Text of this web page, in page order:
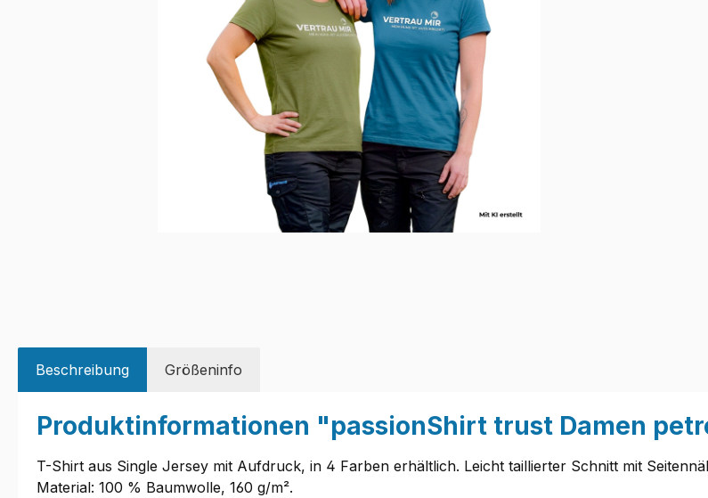
Beschreibung Größeninfo
Produktinformationen "passionShirt trust Damen
T-Shirt aus Single Jersey mit Aufdruck, in 4 Farben erhältlich. Leicht taillierter Schnitt mit
Material: 100 % Baumwolle, 160 g/m².